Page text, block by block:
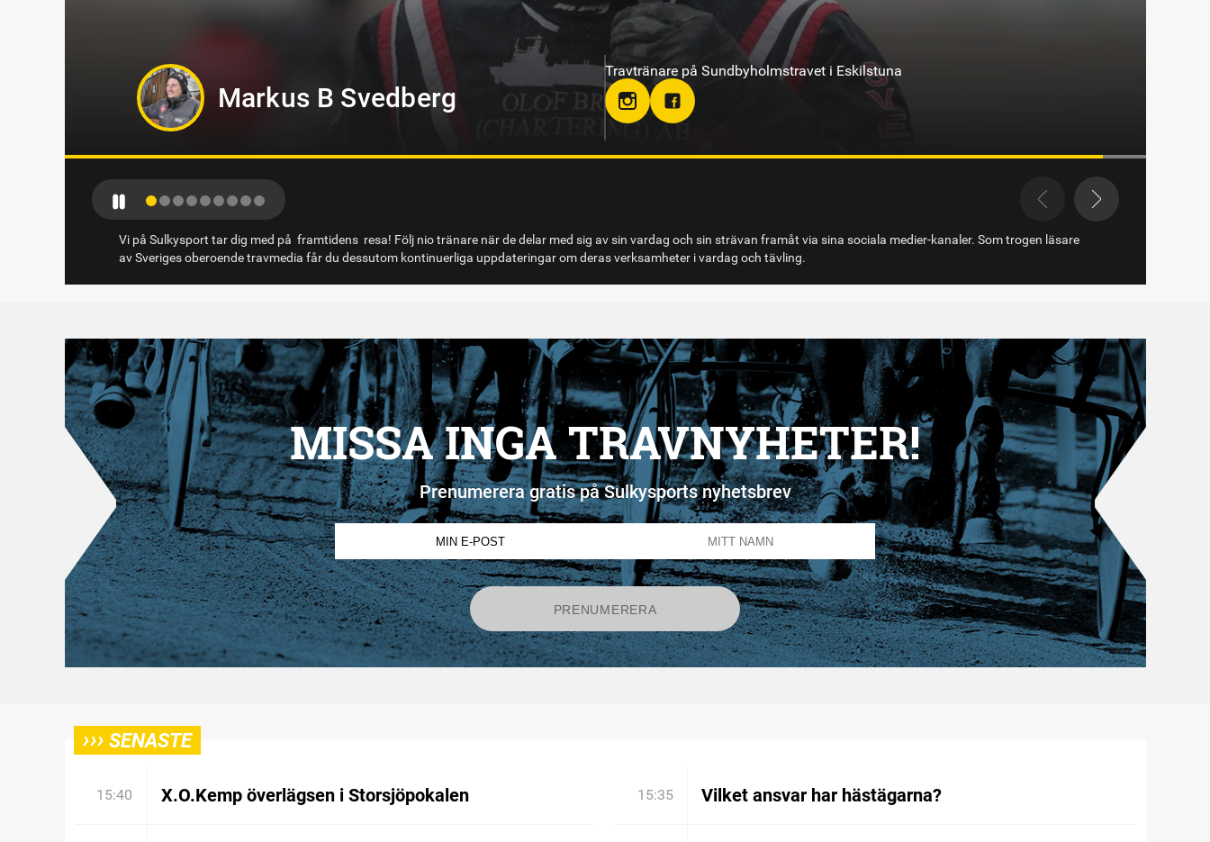
Hanna Forslin
Travtränare på Hagmyren, Hudiksvall
Vi på Sulkysport tar dig med på framtidens resa! Följ nio tränare när de delar med sig av sin vardag och sin strävan framåt via sina sociala medier-kanaler. Som trogen läsare
av Sveriges oberoende travmedia får du dessutom kontinuerliga uppdateringar om deras verksamheter i vardag och tävling.
MISSA INGA TRAVNYHETER!
Prenumerera gratis på Sulkysports nyhetsbrev
››› SENASTE
15:40 X.O.Kemp överlägsen i Storsjöpokalen 15:35 Vilket ansvar har hästägarna?